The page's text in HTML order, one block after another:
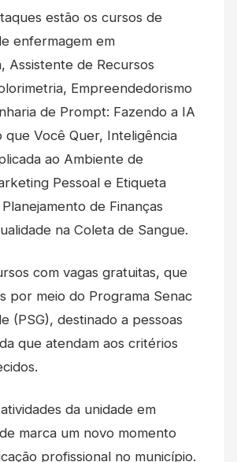
estão os cursos de
enfermagem em
Assistente de Recursos
Empreendedorismo
de Prompt: Fazendo a IA
que Você Quer, Inteligência
ao Ambiente de
Pessoal e Etiqueta
de Finanças
na Coleta de Sangue.
com vagas gratuitas, que
por meio do Programa Senac
(PSG), destinado a pessoas
que atendam aos critérios
da unidade em
marca um novo momento
profissional no município.